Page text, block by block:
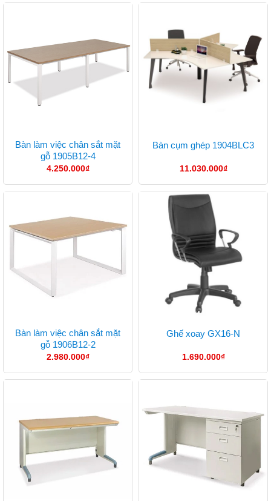
Bàn làm việc chân sắt mặt
gỗ 1905B12-4
4.250.000₫
Bàn cụm ghép 1904BLC3
11.030.000₫
Bàn làm việc chân sắt mặt
gỗ 1906B12-2
2.980.000₫
Ghế xoay GX16-N
1.690.000₫